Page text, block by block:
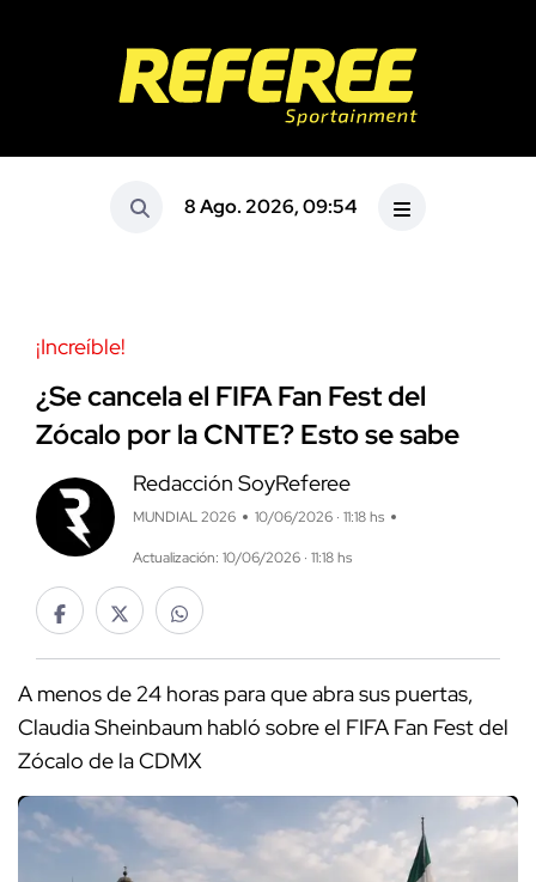
8 Ago. 2026, 09:54
¡Increíble!
¿Se cancela el FIFA Fan Fest del
Zócalo por la CNTE? Esto se sabe
Redacción SoyReferee
MUNDIAL 2026 10/06/2026 · 11:18 hs
Actualización: 10/06/2026 · 11:18 hs
A menos de 24 horas para que abra sus puertas,
Claudia Sheinbaum habló sobre el FIFA Fan Fest del
Zócalo de la CDMX